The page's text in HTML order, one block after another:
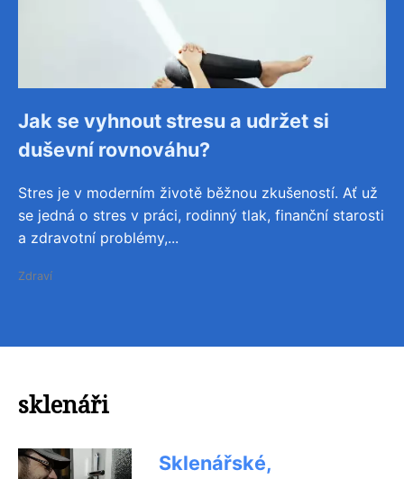
Jak se vyhnout stresu a udržet si
duševní rovnováhu?
Stres je v moderním životě běžnou zkušeností. Ať už
se jedná o stres v práci, rodinný tlak, finanční starosti
a zdravotní problémy,...
Zdraví
sklenáři
Sklenářské,